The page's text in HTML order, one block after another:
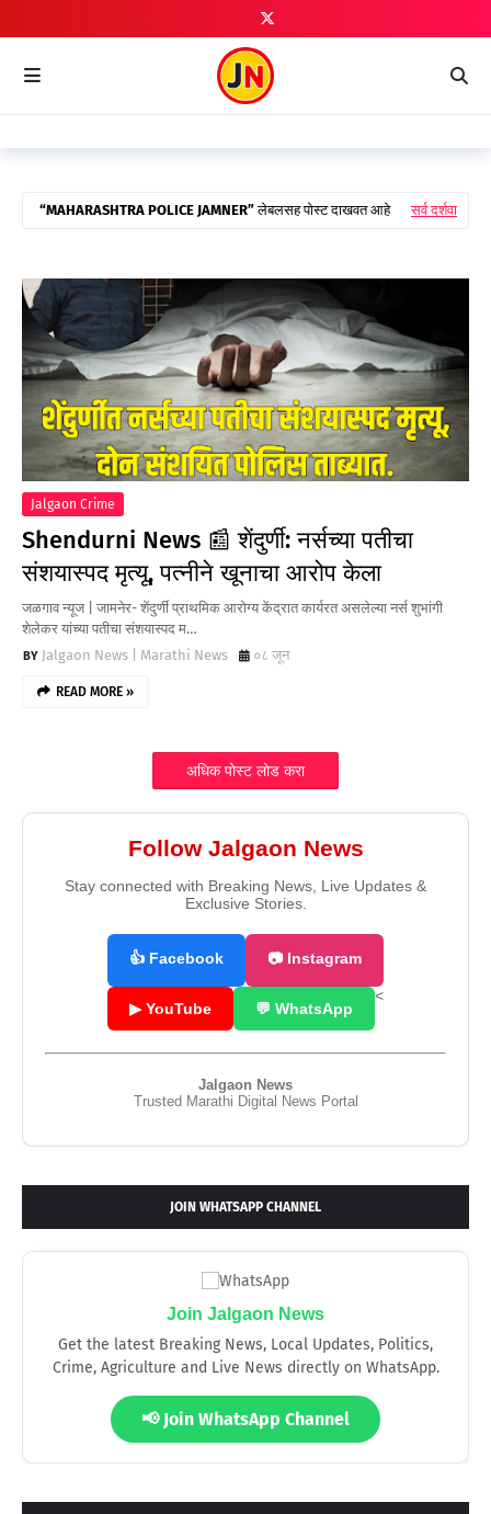
MAHARASHTRA POLICE JAMNER लेबलसह पोस्ट दाखवत आहे सर्व दर्शवा
Jalgaon Crime
Shendurni News 📰 शेंदुर्णी: नर्सच्या पतीचा
संशयास्पद मृत्यू, पत्नीने खूनाचा आरोप केला
जळगाव न्यूज | जामनेर- शेंदुर्णी प्राथमिक आरोग्य केंद्रात कार्यरत असलेल्या नर्स शुभांगी
शेलेकर यांच्या पतीचा संशयास्पद म…
Jalgaon News | Marathi News
०८ जून
READ MORE »
अधिक पोस्ट लोड करा
Follow Jalgaon News
Stay connected with Breaking News, Live Updates &
Exclusive Stories.
👍 Facebook 📷 Instagram
▶ YouTube 💬 WhatsApp
<
Jalgaon News
Trusted Marathi Digital News Portal
JOIN WHATSAPP CHANNEL
Join Jalgaon News
Get the latest Breaking News, Local Updates, Politics,
Crime, Agriculture and Live News directly on WhatsApp.
📢 Join WhatsApp Channel